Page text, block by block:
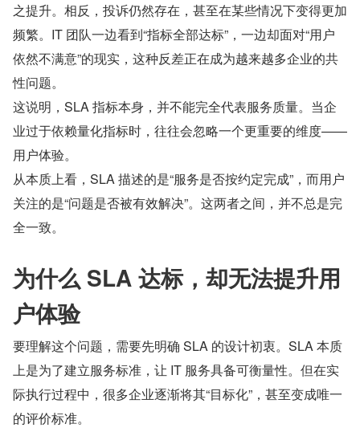
之提升。相反，投诉仍然存在，甚至在某些情况下变得更加
频繁。IT 团队一边看到“指标全部达标”，一边却面对“用户
依然不满意”的现实，这种反差正在成为越来越多企业的共
性问题。
这说明，SLA 指标本身，并不能完全代表服务质量。当企
业过于依赖量化指标时，往往会忽略一个更重要的维度——
用户体验。
从本质上看，SLA 描述的是“服务是否按约定完成”，而用户
关注的是“问题是否被有效解决”。这两者之间，并不总是完
全一致。
为什么 SLA 达标，却无法提升用
户体验
要理解这个问题，需要先明确 SLA 的设计初衷。SLA 本质
上是为了建立服务标准，让 IT 服务具备可衡量性。但在实
际执行过程中，很多企业逐渐将其“目标化”，甚至变成唯一
的评价标准。